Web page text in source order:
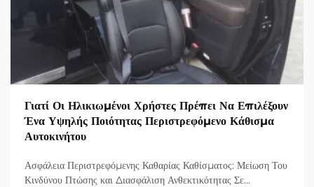
Γιατί Οι Ηλικιωμένοι Χρήστες Πρέπει Να Επιλέξουν
Ένα Υψηλής Ποιότητας Περιστρεφόμενο Κάθισμα
Αυτοκινήτου
Ασφάλεια Περιστρεφόμενης Καθαρίας Καθίσματος: Μείωση Του
Κινδύνου Πτώσης και Διασφάλιση Ανθεκτικότητας Σε